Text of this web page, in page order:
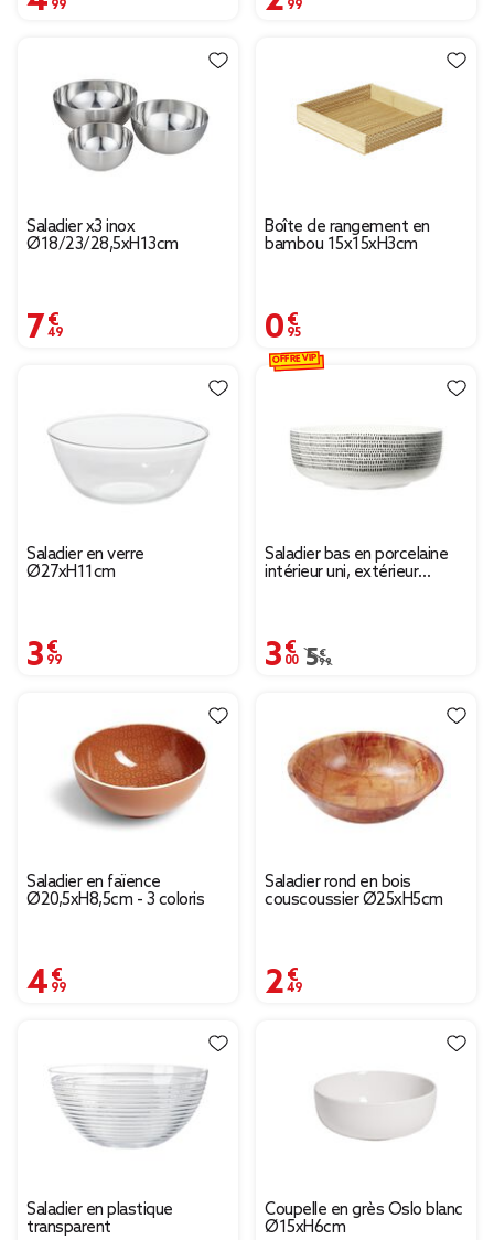
Saladier x3 inox
Ø18/23/28,5xH13cm
7,49 €
Boîte de rangement en
bambou 15x15xH3cm
0,95 €
Saladier en verre
Ø27xH11cm
3,99 €
Saladier bas en porcelaine
intérieur uni, extérieur
3,00 €
Prix remisé de 5,99 € à
5,99 €
OFFRE VIP
Saladier en faïence
Ø20,5xH8,5cm - 3 coloris
4,99 €
Saladier rond en bois
couscoussier Ø25xH5cm
2,49 €
Saladier en plastique
transparent
Coupelle en grès Oslo blanc
Ø15xH6cm